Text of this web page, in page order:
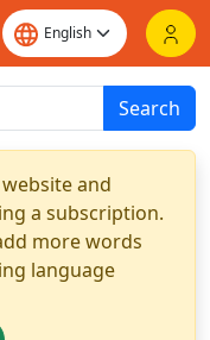
Search
and
a subscription.
more words
language